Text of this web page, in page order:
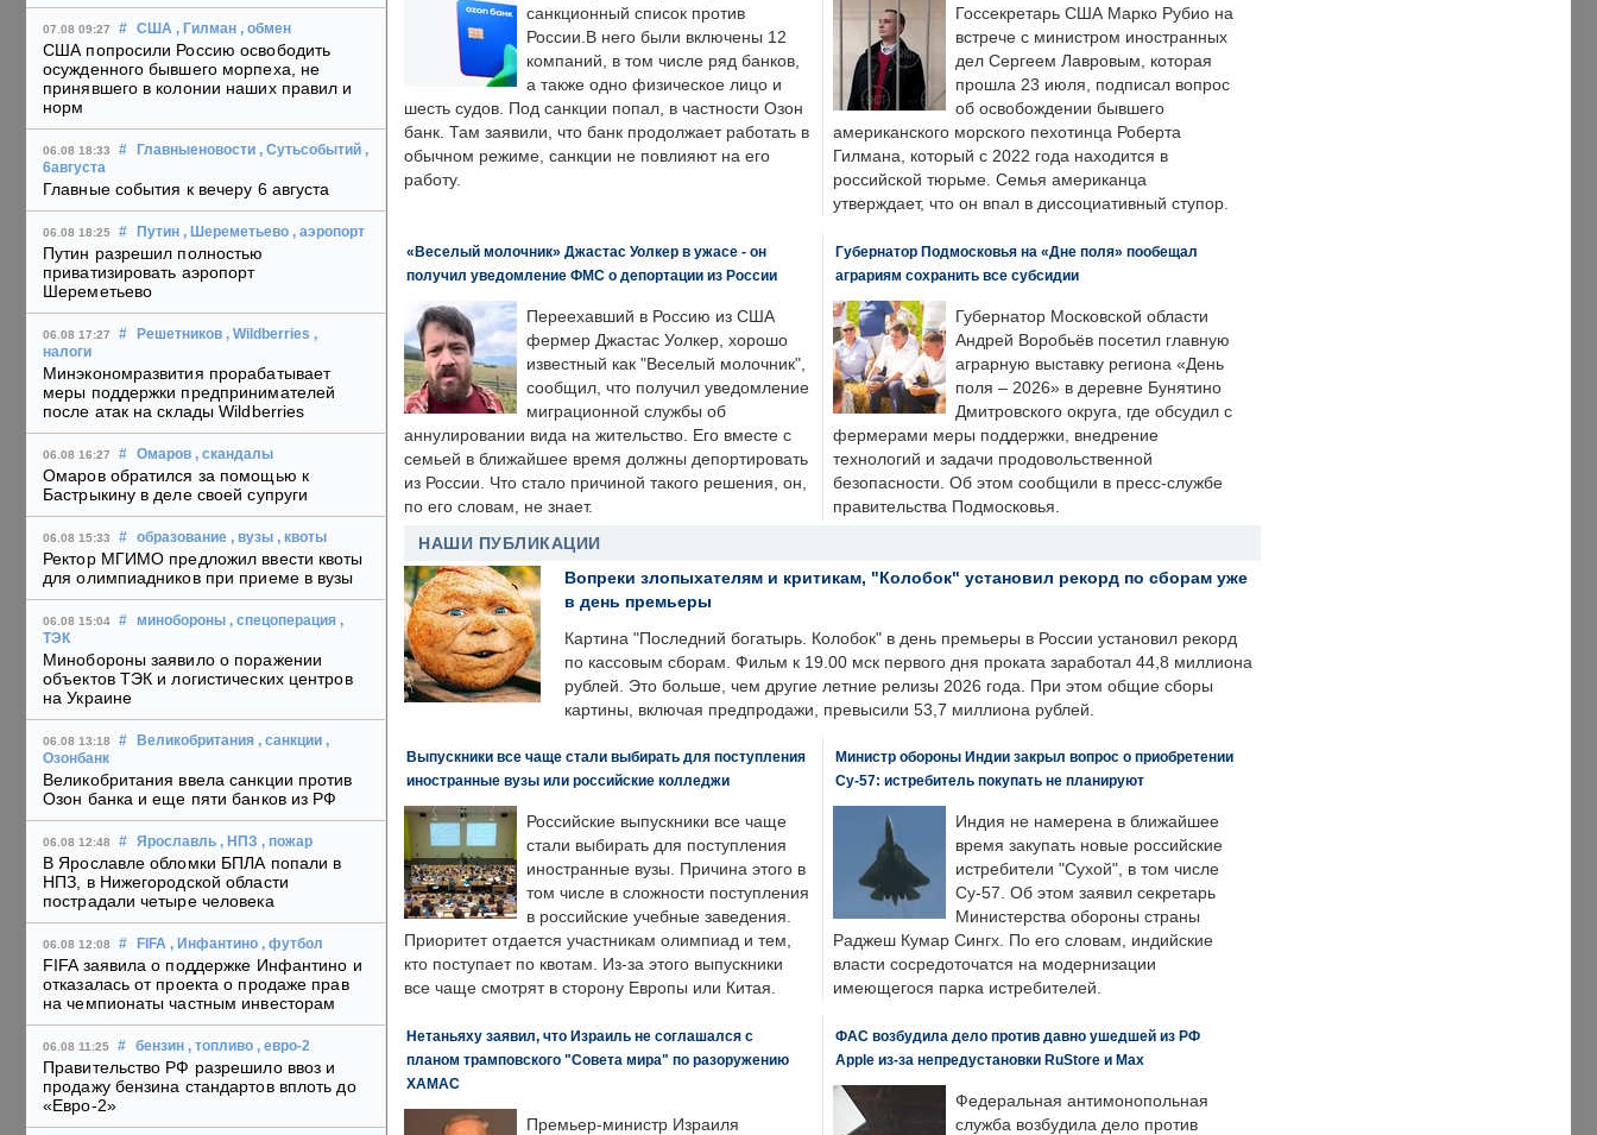
07.08 09:27 # США , Гилман , обмен
США попросили Россию освободить
осужденного бывшего морпеха, не
принявшего в колонии наших правил и
норм
06.08 18:33 # Главныеновости , Сутьсобытий ,
6августа
Главные события к вечеру 6 августа
06.08 18:25 # Путин , Шереметьево , аэропорт
Путин разрешил полностью
приватизировать аэропорт
Шереметьево
06.08 17:27 # Решетников , Wildberries ,
налоги
Минэкономразвития прорабатывает
меры поддержки предпринимателей
после атак на склады Wildberries
06.08 16:27 # Омаров , скандалы
Омаров обратился за помощью к
Бастрыкину в деле своей супруги
06.08 15:33 # образование , вузы , квоты
Ректор МГИМО предложил ввести квоты
для олимпиадников при приеме в вузы
06.08 15:04 # минобороны , спецоперация ,
ТЭК
Минобороны заявило о поражении
объектов ТЭК и логистических центров
на Украине
06.08 13:18 # Великобритания , санкции ,
Озонбанк
Великобритания ввела санкции против
Озон банка и еще пяти банков из РФ
06.08 12:48 # Ярославль , НПЗ , пожар
В Ярославле обломки БПЛА попали в
НПЗ, в Нижегородской области
пострадали четыре человека
06.08 12:08 # FIFA , Инфантино , футбол
FIFA заявила о поддержке Инфантино и
отказалась от проекта о продаже прав
на чемпионаты частным инвесторам
06.08 11:25 # бензин , топливо , евро-2
Правительство РФ разрешило ввоз и
продажу бензина стандартов вплоть до
«Евро-2»
санкционный список против
России.В него были включены 12
компаний, в том числе ряд банков,
а также одно физическое лицо и
шесть судов. Под санкции попал, в частности Озон
банк. Там заявили, что банк продолжает работать в
обычном режиме, санкции не повлияют на его
работу.
Госсекретарь США Марко Рубио на
встрече с министром иностранных
дел Сергеем Лавровым, которая
прошла 23 июля, подписал вопрос
об освобождении бывшего
американского морского пехотинца Роберта
Гилмана, который с 2022 года находится в
российской тюрьме. Семья американца
утверждает, что он впал в диссоциативный ступор.
«Веселый молочник» Джастас Уолкер в ужасе - он
получил уведомление ФМС о депортации из России
Переехавший в Россию из США
фермер Джастас Уолкер, хорошо
известный как "Веселый молочник",
сообщил, что получил уведомление
миграционной службы об
аннулировании вида на жительство. Его вместе с
семьей в ближайшее время должны депортировать
из России. Что стало причиной такого решения, он,
по его словам, не знает.
Губернатор Подмосковья на «Дне поля» пообещал
аграриям сохранить все субсидии
Губернатор Московской области
Андрей Воробьёв посетил главную
аграрную выставку региона «День
поля – 2026» в деревне Бунятино
Дмитровского округа, где обсудил с
фермерами меры поддержки, внедрение
технологий и задачи продовольственной
безопасности. Об этом сообщили в пресс-службе
правительства Подмосковья.
НАШИ ПУБЛИКАЦИИ
Вопреки злопыхателям и критикам, "Колобок" установил рекорд по сборам уже
в день премьеры
Картина "Последний богатырь. Колобок" в день премьеры в России установил рекорд
по кассовым сборам. Фильм к 19.00 мск первого дня проката заработал 44,8 миллиона
рублей. Это больше, чем другие летние релизы 2026 года. При этом общие сборы
картины, включая предпродажи, превысили 53,7 миллиона рублей.
Выпускники все чаще стали выбирать для поступления
иностранные вузы или российские колледжи
Российские выпускники все чаще
стали выбирать для поступления
иностранные вузы. Причина этого в
том числе в сложности поступления
в российские учебные заведения.
Приоритет отдается участникам олимпиад и тем,
кто поступает по квотам. Из-за этого выпускники
все чаще смотрят в сторону Европы или Китая.
Министр обороны Индии закрыл вопрос о приобретении
Су-57: истребитель покупать не планируют
Индия не намерена в ближайшее
время закупать новые российские
истребители "Сухой", в том числе
Су-57. Об этом заявил секретарь
Министерства обороны страны
Раджеш Кумар Сингх. По его словам, индийские
власти сосредоточатся на модернизации
имеющегося парка истребителей.
Нетаньяху заявил, что Израиль не соглашался с
планом трамповского "Совета мира" по разоружению
ХАМАС
Премьер-министр Израиля
ФАС возбудила дело против давно ушедшей из РФ
Apple из-за непредустановки RuStore и Max
Федеральная антимонопольная
служба возбудила дело против